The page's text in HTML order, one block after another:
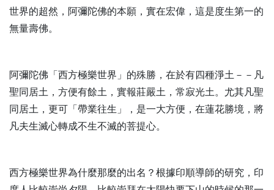
世界的超然，阿彌陀佛的本願，實在宏偉，這是度生第一的
無量壽佛。
阿彌陀佛「西方極樂世界」的殊勝，在於有四種淨土－－凡
聖同居土，方便有餘土，實報莊嚴土，常寂光土。尤其凡聖
同居土，更可「帶業往生」，是一大方便，在蓮花勝境，將
凡夫生滅心轉成不生不滅的菩提心。
西方極樂世界為什麼那麼的出名？根據印順導師的研究，印